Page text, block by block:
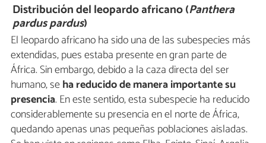
Distribución del leopardo africano (Panthera
pardus pardus)
El leopardo africano ha sido una de las subespecies más
extendidas, pues estaba presente en gran parte de
África. Sin embargo, debido a la caza directa del ser
humano, seha reducido de manera importante su
presencia. En este sentido, esta subespecie ha reducido
considerablemente su presencia en el norte de África,
quedando apenas unas pequeñas poblaciones aisladas.